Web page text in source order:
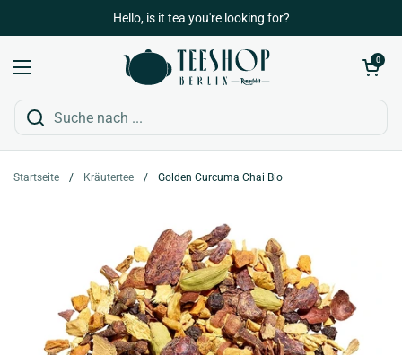
Hello, is it tea you're looking for?
Menü öffnen
Warenkorb
0
Startseite / Kräutertee / Golden Curcuma Chai Bio